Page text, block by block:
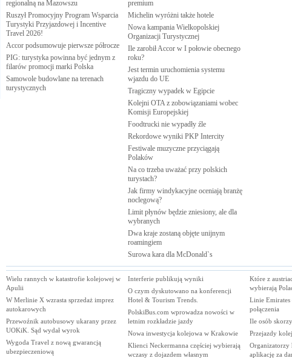
regionalną na Mazowszu
Ruszył Promocyjny Program Wsparcia
Turystyki Przyjazdowej i Incentive
Travel 2026!
Accor podsumowuje pierwsze półrocze
PIG: turystyka powinna być jednym z
filarów promocji marki Polska
Samowole budowlane na terenach
turystycznych
premium
Michelin wyróżni także hotele
Nowa kampania Wielkopolskiej
Organizacji Turystycznej
Ile zarobił Accor w I połowie obecnego
roku?
Jest termin uruchomienia systemu
wjazdu do UE
Tragiczny wypadek w Egipcie
Kolejni OTA z zobowiązaniami wobec
Komisji Europejskiej
Foodtrucki nie wypadły źle
Rekordowe wyniki PKP Intercity
Festiwale muzyczne przyciągają
Polaków
Na co trzeba uważać przy polskich
turystach?
Jak firmy windykacyjne oceniają branżę
noclegową?
Limit płynów będzie zniesiony, ale dla
wybranych
Dwa kraje zostaną objęte unijnym
roamingiem
Surowa kara dla McDonald`s
Wielu rannych w katastrofie kolejowej w
Apulii
W Merlinie X wzrasta sprzedaż imprez
autokarowych
Przewoźnik autobusowy ukarany przez
UOKiK. Sąd wydał wyrok
Wygoda Travel z nową gwarancją
ubezpieczeniową
Interferie publikują wyniki
O czym dyskutowano na konferencji
Hotel & Tourism Trends.
PolskiBus.com wprowadza nowości w
letnim rozkładzie jazdy
Nowa inwestycja kolejowa w Krakowie
Klienci Neckermanna częściej wybierają
wczasy z dojazdem własnym
Które z
wybierają
Linie Emirates
połączenia
Ile osób
Przejazdy
Organizatorzy
aplikację za